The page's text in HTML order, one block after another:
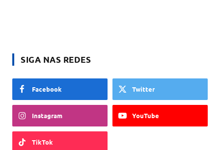
SIGA NAS REDES
Facebook Twitter
Instagram YouTube
TikTok